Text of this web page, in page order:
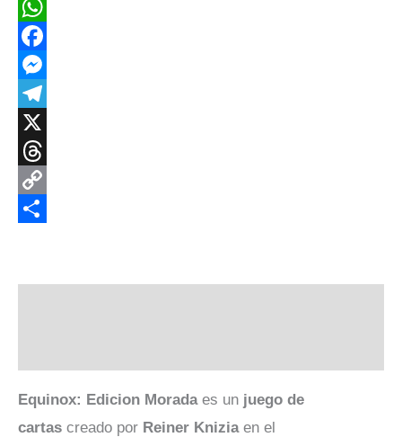
WhatsApp
Facebook
Messenger
Telegram
X
Threads
Copy
Equinox: Edicion Moradaes un juego de
cartas creado por Reiner Kniziaen el